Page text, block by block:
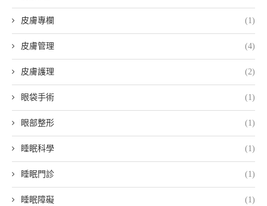
皮膚專欄 (1)
皮膚管理 (4)
皮膚護理 (2)
眼袋手術 (1)
眼部整形 (1)
睡眠科學 (1)
睡眠門診 (1)
睡眠障礙 (1)